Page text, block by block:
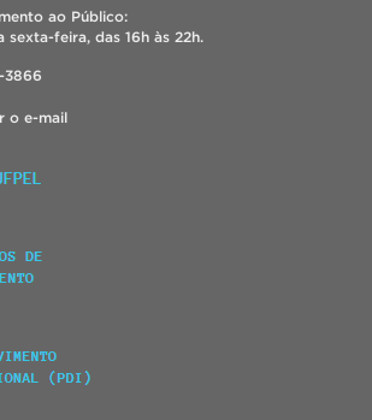
ao Público:
sexta-feira, das 16h às 22h.
3866
o e-mail